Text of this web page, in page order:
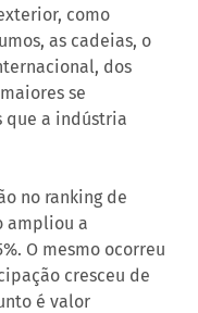
como
as cadeias, o
dos
se
que a indústria
no ranking de
ampliou a
O mesmo ocorreu
cresceu de
é valor